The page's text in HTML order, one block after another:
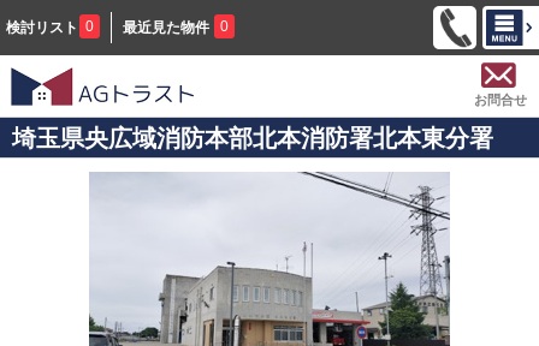
検討リスト 0 最近見た物件 0
お問合せ
埼玉県央広域消防本部北本消防署北本東分署